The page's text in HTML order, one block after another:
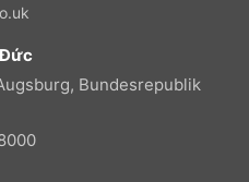
Bundesrepublik